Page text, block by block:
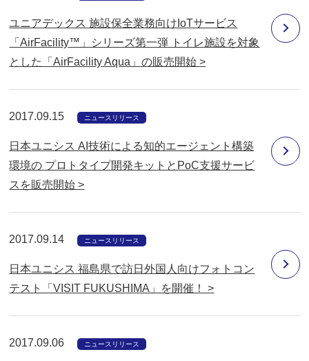
ユニアデックス 施設保全業務向けIoTサービス
「AirFacility™」シリーズ第一弾 トイレ施設を対象
とした「AirFacility Aqua」の販売開始 >
2017.09.15 ニュースリリース
日本ユニシス AI技術による知的エージェント構築
環境の プロトタイプ開発キットとPoC支援サービ
スを販売開始 >
2017.09.14 ニュースリリース
日本ユニシス 福島県で訪日外国人向けフォトコン
テスト「VISIT FUKUSHIMA」を開催！ >
2017.09.06 ニュースリリース